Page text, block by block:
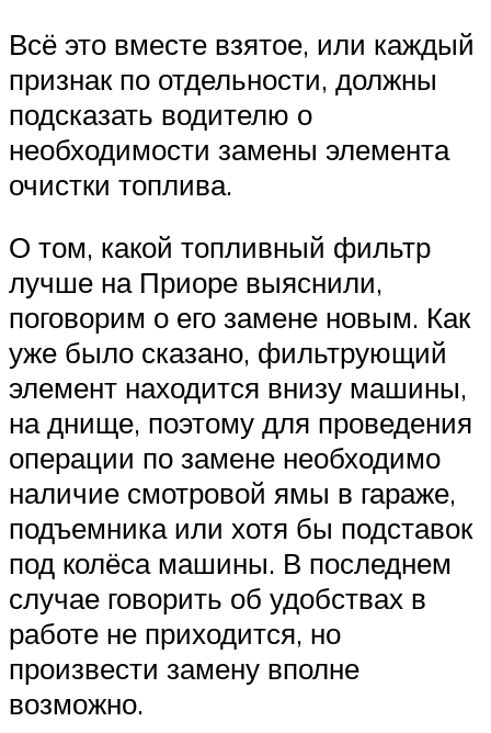
Всё это вместе взятое, или каждый
признак по отдельности, должны
подсказать водителю о
необходимости замены элемента
очистки топлива.
О том, какой топливный фильтр
лучше на Приоре выяснили,
поговорим о его замене новым. Как
уже было сказано, фильтрующий
элемент находится внизу машины,
на днище, поэтому для проведения
операции по замене необходимо
наличие смотровой ямы в гараже,
подъемника или хотя бы подставок
под колёса машины. В последнем
случае говорить об удобствах в
работе не приходится, но
произвести замену вполне
возможно.